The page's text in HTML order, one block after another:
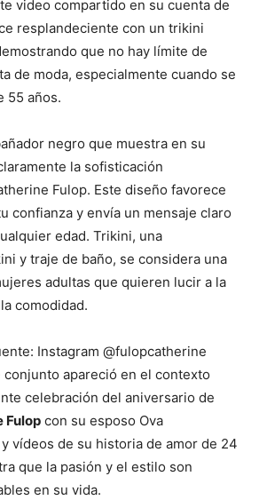
video compartido en su cuenta de
resplandeciente con un trikini
que no hay límite de
de moda, especialmente cuando se
55 años.
negro que muestra en su
la sofisticación
Fulop. Este diseño favorece
confianza y envía un mensaje claro
edad. Trikini, una
y traje de baño, se considera una
adultas que quieren lucir a la
comodidad.
Instagram @fulopcatherine
apareció en el contexto
celebración del aniversario de
Fulop con su esposo Ova
vídeos de su historia de amor de 24
que la pasión y el estilo son
en su vida.